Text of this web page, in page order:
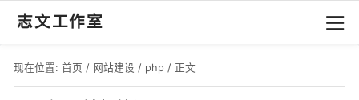
志文工作室
现在位置: 首页 / 网站建设 / php / 正文